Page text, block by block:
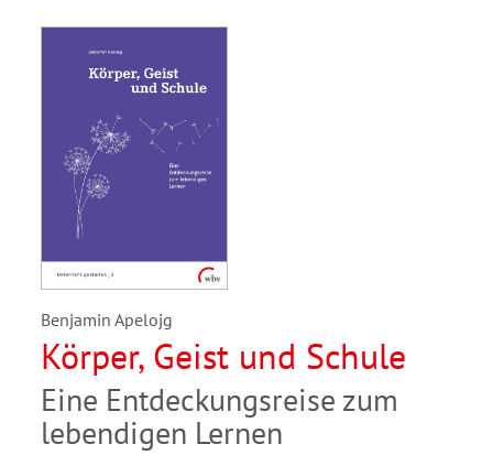
Benjamin Apelojg
Körper, Geist und Schule
Eine Entdeckungsreise zum
lebendigen Lernen